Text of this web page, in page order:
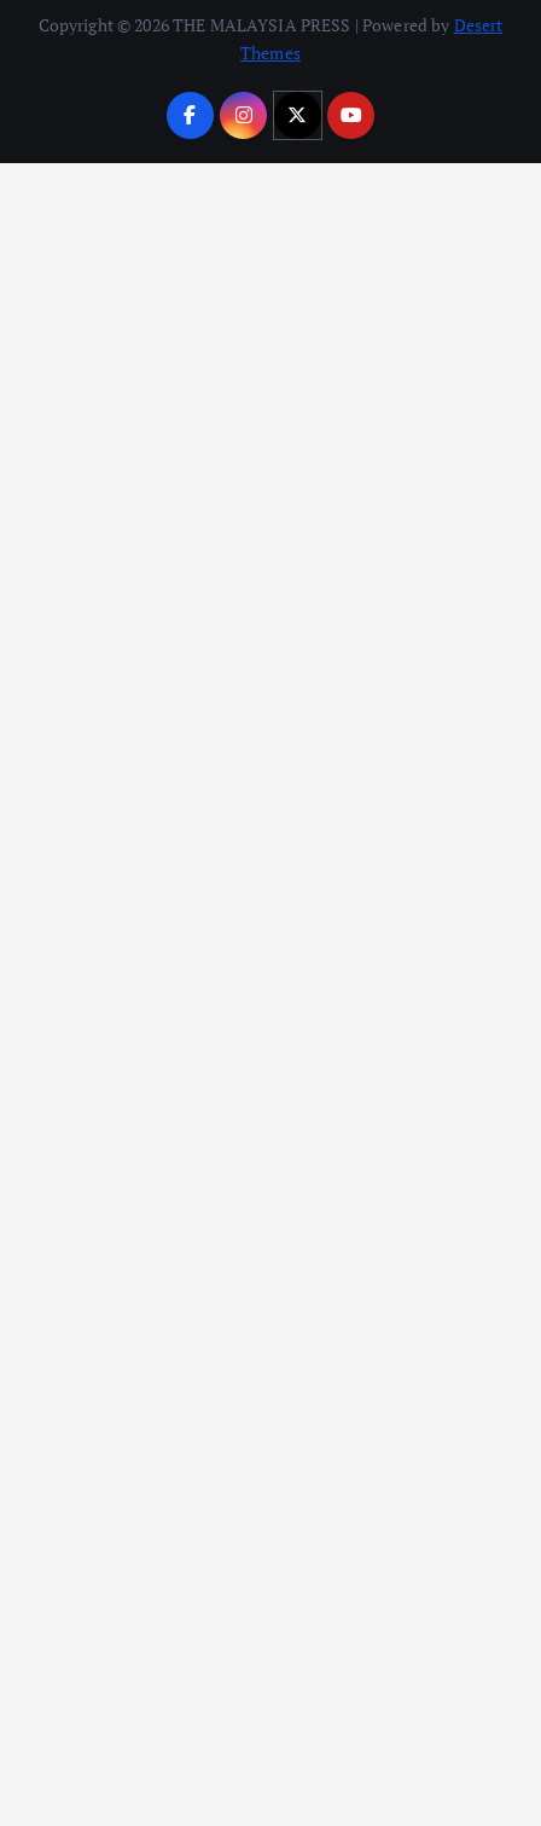
Copyright © 2026 THE MALAYSIA PRESS | Powered by Desert
Themes